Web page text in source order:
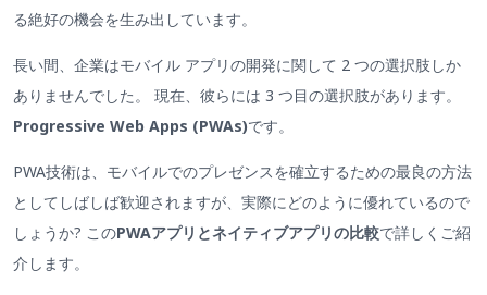
る絶好の機会を生み出しています。
長い間、企業はモバイル アプリの開発に関して 2 つの選択肢しか
ありませんでした。 現在、彼らには 3 つ目の選択肢があります。
Progressive Web Apps (PWAs)です。
PWA技術は、モバイルでのプレゼンスを確立するための最良の方法
としてしばしば歓迎されますが、実際にどのように優れているので
しょうか? このPWAアプリとネイティブアプリの比較で詳しくご紹
介します。